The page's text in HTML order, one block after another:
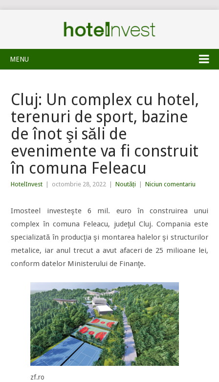
MENU
Cluj: Un complex cu hotel,
terenuri de sport, bazine
de înot şi săli de
evenimente va fi construit
în comuna Feleacu
HotelInvest octombrie 28, 2022 Noutăți Niciun comentariu
Imosteel investeşte 6 mil. euro în construirea unui
complex în comuna Feleacu, judeţul Cluj. Compania este
specializată în producţia şi montarea halelor şi structurilor
metalice, iar anul trecut a avut afaceri de 25 milioane lei,
conform datelor Ministerului de Finanţe.
zf.ro